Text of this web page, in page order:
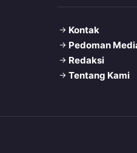
Kontak
Pedoman
Redaksi
Tentang Kami